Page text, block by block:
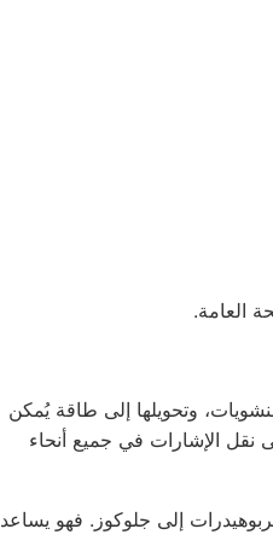
العامة.
وتحويلها إلى طاقة يُمكن
نقل الإشارات في جميع أنحاء
إلى جلوكوز. فهو يساعد